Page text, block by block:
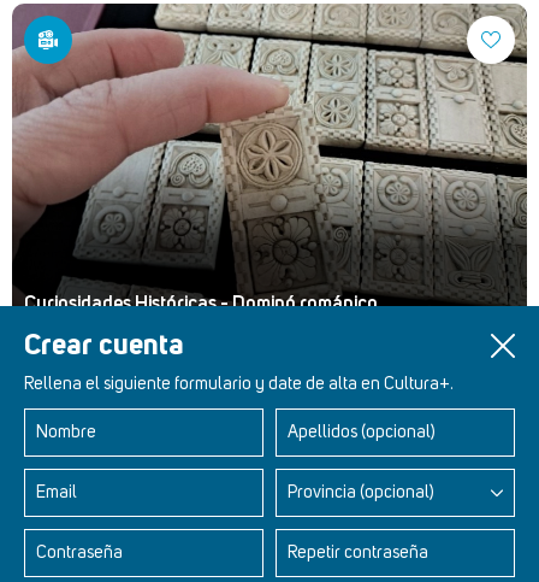
Crear cuenta
Rellena el siguiente formulario y date de alta en Cultura+.
Nombre Apellidos (opcional)
Email Provincia (opcional)
Contraseña Repetir contraseña
Curiosidades Históricas - Dominó románico
Retablos Renacentistas Este de León